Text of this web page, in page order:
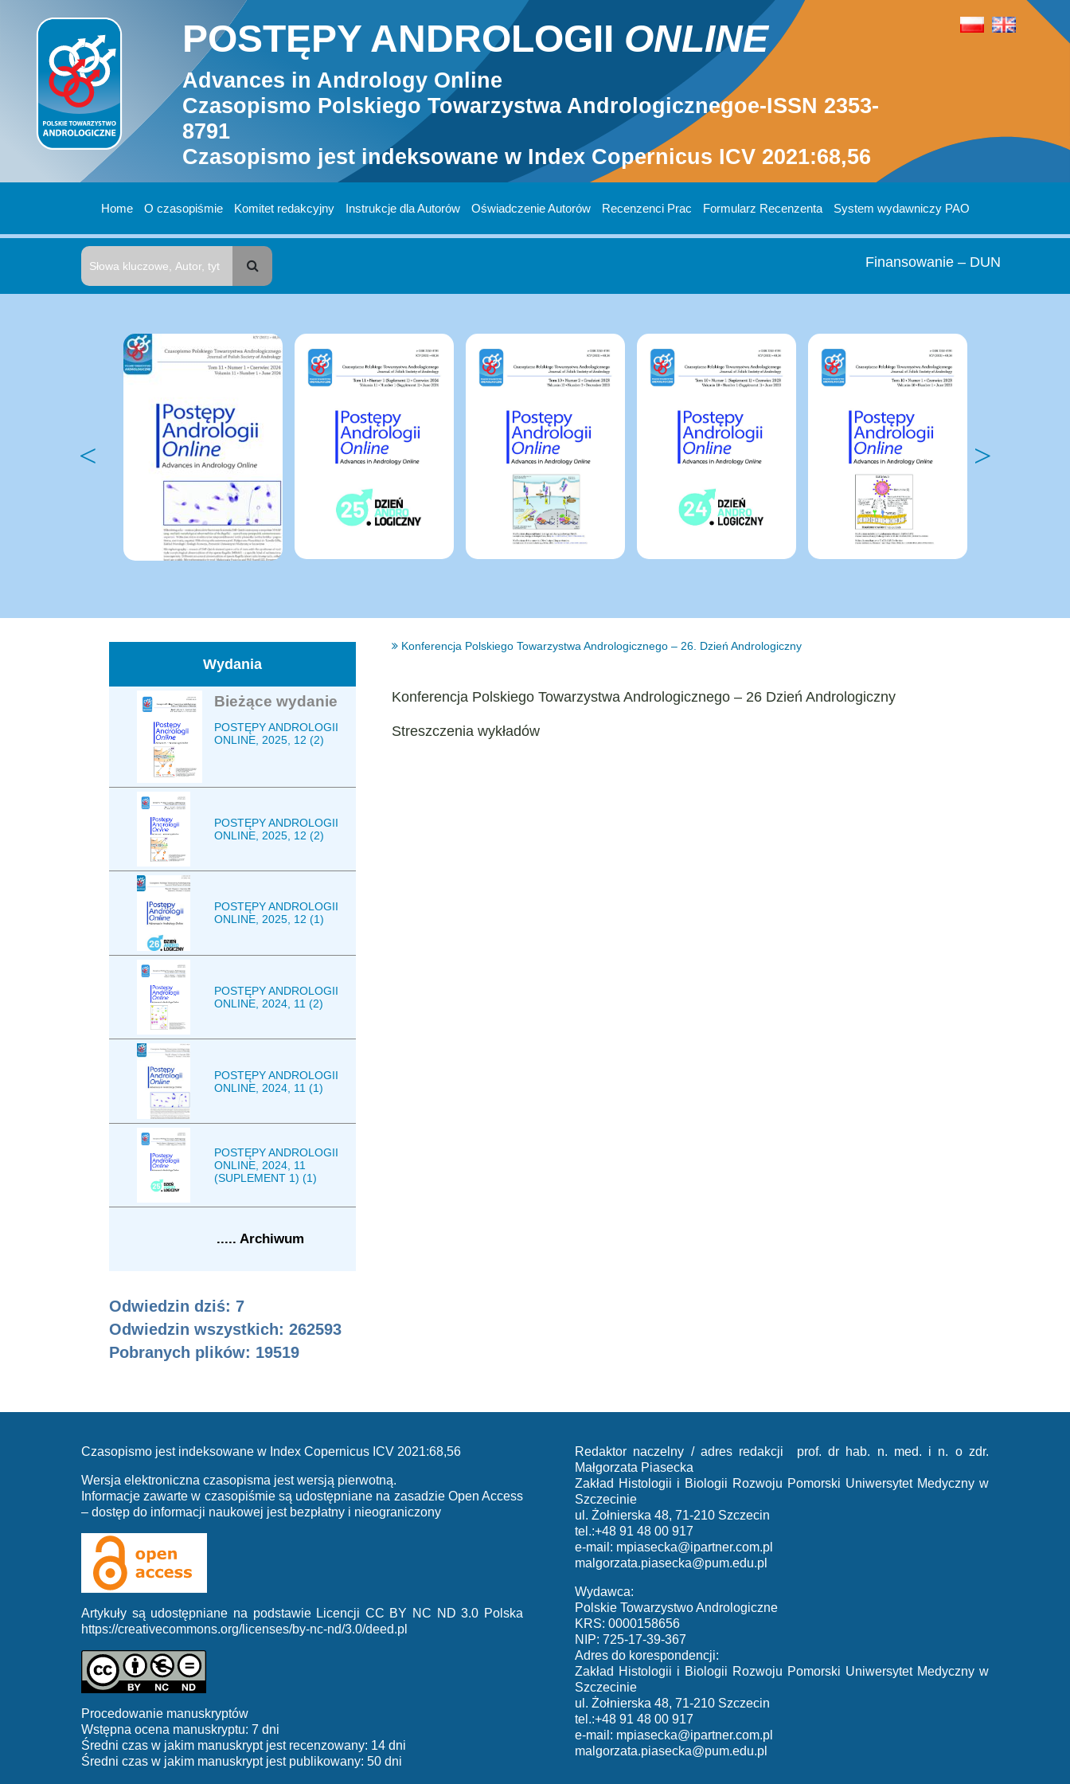
POSTĘPY ANDROLOGII ONLINE
Advances in Andrology Online
Czasopismo Polskiego Towarzystwa Andrologicznegoe-ISSN 2353-
8791
Czasopismo jest indeksowane w Index Copernicus ICV 2021:68,56
Home O czasopiśmie Komitet redakcyjny Instrukcje dla Autorów Oświadczenie Autorów Recenzenci Prac Formularz Recenzenta System wydawniczy PAO
Finansowanie – DUN
Wydania
Bieżące wydanie
POSTĘPY ANDROLOGII
ONLINE, 2025, 12 (2)
POSTĘPY ANDROLOGII
ONLINE, 2025, 12 (2)
POSTĘPY ANDROLOGII
ONLINE, 2025, 12 (1)
POSTĘPY ANDROLOGII
ONLINE, 2024, 11 (2)
POSTĘPY ANDROLOGII
ONLINE, 2024, 11 (1)
POSTĘPY ANDROLOGII
ONLINE, 2024, 11
(SUPLEMENT 1) (1)
..... Archiwum
Odwiedzin dziś: 7
Odwiedzin wszystkich: 262593
Pobranych plików: 19519
Konferencja Polskiego Towarzystwa Andrologicznego – 26. Dzień Andrologiczny
Konferencja Polskiego Towarzystwa Andrologicznego – 26 Dzień Andrologiczny
Streszczenia wykładów
Czasopismo jest indeksowane w Index Copernicus ICV 2021:68,56
Wersja elektroniczna czasopisma jest wersją pierwotną.
Informacje zawarte w czasopiśmie są udostępniane na zasadzie Open Access
– dostęp do informacji naukowej jest bezpłatny i nieograniczony
Artykuły są udostępniane na podstawie Licencji CC BY NC ND 3.0 Polska
https://creativecommons.org/licenses/by-nc-nd/3.0/deed.pl
Procedowanie manuskryptów
Wstępna ocena manuskryptu: 7 dni
Średni czas w jakim manuskrypt jest recenzowany: 14 dni
Średni czas w jakim manuskrypt jest publikowany: 50 dni
Redaktor naczelny / adres redakcji prof. dr hab. n. med. i n. o zdr.
Małgorzata Piasecka
Zakład Histologii i Biologii Rozwoju Pomorski Uniwersytet Medyczny w
Szczecinie
ul. Żołnierska 48, 71-210 Szczecin
tel.:+48 91 48 00 917
e-mail: mpiasecka@ipartner.com.pl
malgorzata.piasecka@pum.edu.pl
Wydawca:
Polskie Towarzystwo Andrologiczne
KRS: 0000158656
NIP: 725-17-39-367
Adres do korespondencji:
Zakład Histologii i Biologii Rozwoju Pomorski Uniwersytet Medyczny w
Szczecinie
ul. Żołnierska 48, 71-210 Szczecin
tel.:+48 91 48 00 917
e-mail: mpiasecka@ipartner.com.pl
malgorzata.piasecka@pum.edu.pl